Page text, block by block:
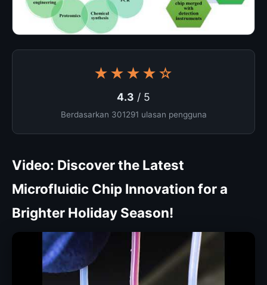
★★★★☆
4.3 / 5
Berdasarkan 301291 ulasan pengguna
Video: Discover the Latest
Microfluidic Chip Innovation for a
Brighter Holiday Season!